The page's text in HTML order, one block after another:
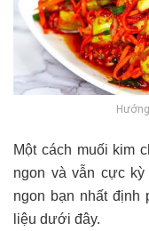
Một cách muối kim
ngon và vẫn cực
ngon bạn nhất định
liệu dưới đây.